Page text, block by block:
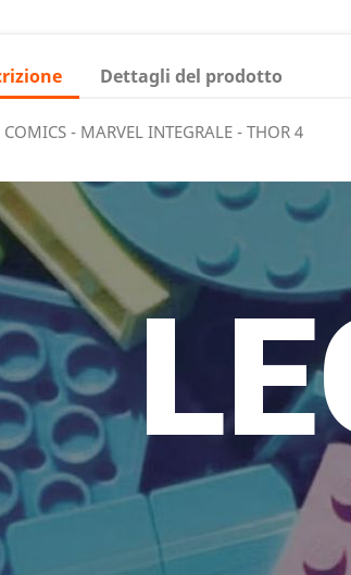
Dettagli del prodotto
- MARVEL INTEGRALE - THOR 4